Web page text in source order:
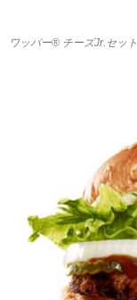
ワッパー® チーズJr.セット